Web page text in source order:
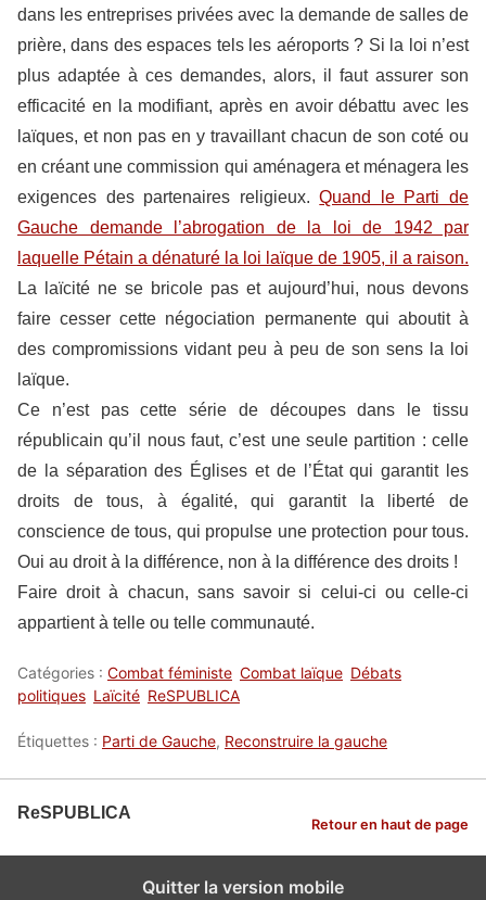
dans les entreprises privées avec la demande de salles de
prière, dans des espaces tels les aéroports ? Si la loi n’est
plus adaptée à ces demandes, alors, il faut assurer son
efficacité en la modifiant, après en avoir débattu avec les
laïques, et non pas en y travaillant chacun de son coté ou
en créant une commission qui aménagera et ménagera les
exigences des partenaires religieux.Quand le Parti de
Gauche demande l’abrogation de la loi de 1942 par
laquelle Pétain a dénaturé la loi laïque de 1905, il a raison.
La laïcité ne se bricole pas et aujourd’hui, nous devons
faire cesser cette négociation permanente qui aboutit à
des compromissions vidant peu à peu de son sens la loi
laïque.
Ce n’est pas cette série de découpes dans le tissu
républicain qu’il nous faut, c’est une seule partition : celle
de la séparation des Églises et de l’État qui garantit les
droits de tous, à égalité, qui garantit la liberté de
conscience de tous, qui propulse une protection pour tous.
Oui au droit à la différence, non à la différence des droits !
Faire droit à chacun, sans savoir si celui-ci ou celle-ci
appartient à telle ou telle communauté.
Catégories : Combat féministe Combat laïque Débats
politiques Laïcité ReSPUBLICA
Étiquettes : Parti de Gauche, Reconstruire la gauche
ReSPUBLICA
Retour en haut de page
Quitter la version mobile